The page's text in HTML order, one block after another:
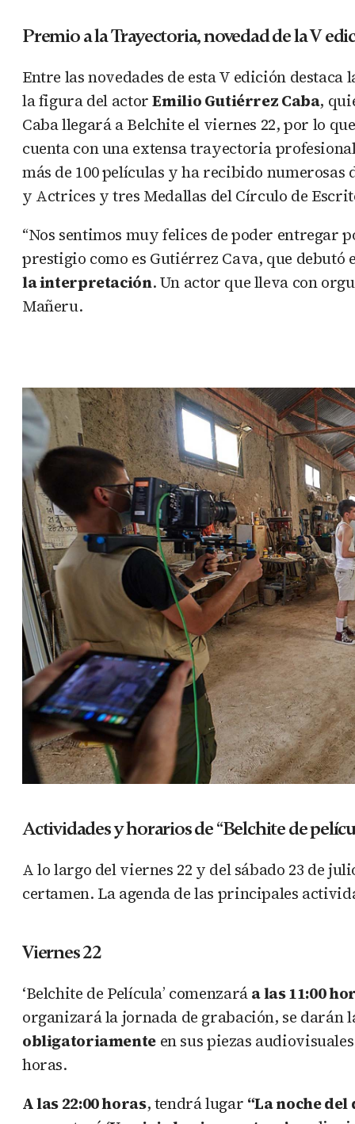
Premio a la Trayectoria, novedad de la V
Entre las novedades de esta V edición destaca
la figura del actorEmilio Gutiérrez Caba,
Caba llegará a Belchite el viernes 22, por lo
cuenta con una extensa trayectoria
más de 100 películas y ha recibido
y Actrices y tres Medallas del Círculo de
“Nos sentimos muy felices de poder entregar
prestigio como es Gutiérrez Cava, que debutó
la interpretación. Un actor que lleva con
Mañeru.
Actividades y horarios de “Belchite de
A lo largo del viernes 22 y del sábado 23 de
certamen. La agenda de las principales
Viernes 22
‘Belchite de Película’ comenzaráa las 11:00
organizará la jornada de grabación, se darán
obligatoriamenteen sus piezas
horas.
A las 22:00 horas, tendrá lugar “La noche